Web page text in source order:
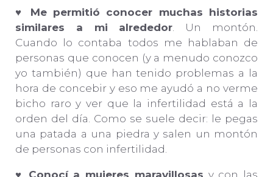
♥ Me permitió conocer muchas historias
similares a mi alrededor. Un montón.
Cuando lo contaba todos me hablaban de
personas que conocen (y a menudo conozco
yo también) que han tenido problemas a la
hora de concebir y eso me ayudó a no verme
bicho raro y ver que la infertilidad está a la
orden del día. Como se suele decir: le pegas
una patada a una piedra y salen un montón
de personas con infertilidad.